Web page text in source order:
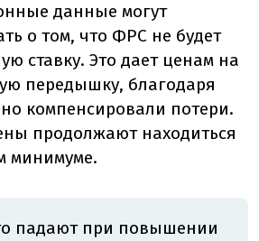
данные могут
о том, что ФРС не будет
ставку. Это дает ценам на
передышку, благодаря
компенсировали потери.
продолжают находиться
минимуме.
падают при повышении